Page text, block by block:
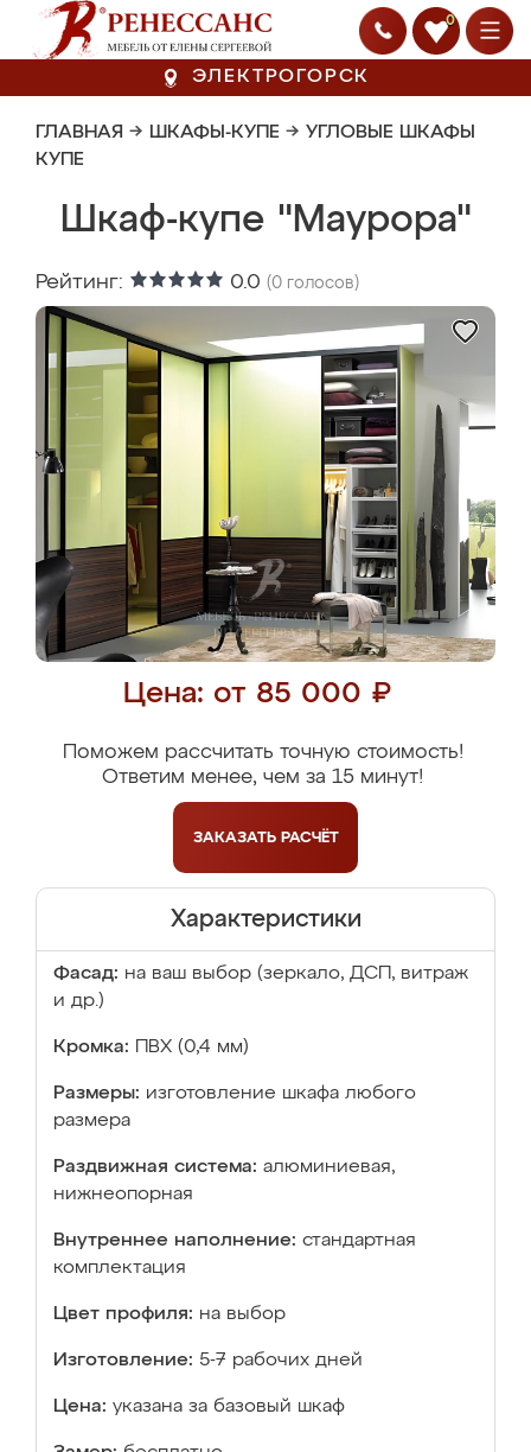
0
ЭЛЕКТРОГОРСК
ГЛАВНАЯ → ШКАФЫ-КУПЕ → УГЛОВЫЕ ШКАФЫ
КУПЕ
Шкаф-купе "Маурора"
Рейтинг: 0.0 (0 голосов)
Цена: от 85 000 ₽
Поможем рассчитать точную стоимость!
Ответим менее, чем за 15 минут!
ЗАКАЗАТЬ РАСЧЁТ
Характеристики
Фасад: на ваш выбор (зеркало, ДСП, витраж
и др.)
Кромка: ПВХ (0,4 мм)
Размеры: изготовление шкафа любого
размера
Раздвижная система: алюминиевая,
нижнеопорная
Внутреннее наполнение: стандартная
комплектация
Цвет профиля: на выбор
Изготовление: 5-7 рабочих дней
Цена: указана за базовый шкаф